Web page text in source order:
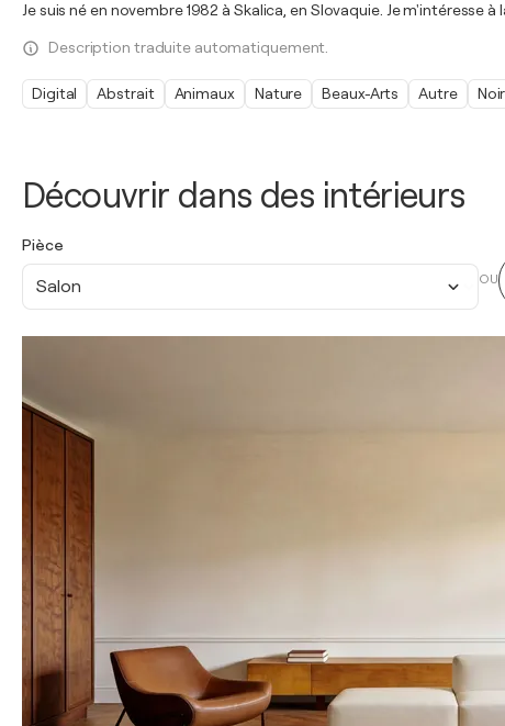
Découvrir dans des intérieurs
Pièce
Salon OU
Je suis né en novembre 1982 à Skalica, en Slovaquie. Je
Description traduite automatiquement.
Digital Abstrait Animaux Nature Beaux-Arts Autre